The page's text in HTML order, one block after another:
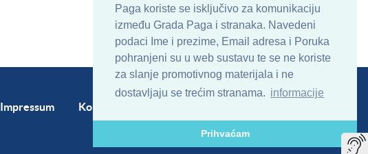
Paga koriste se isključivo za komunikaciju
između Grada Paga i stranaka. Navedeni
podaci Ime i prezime, Email adresa i Poruka
pohranjeni su u web sustavu te se ne koriste
za slanje promotivnog materijala i ne
dostavljaju se trećim stranama. informacije
Prihvaćam
Impressum Kontakt